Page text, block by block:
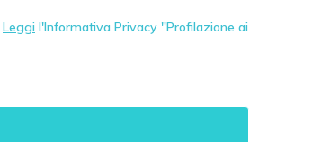
Leggi l'Informativa Privacy "Profilazione ai